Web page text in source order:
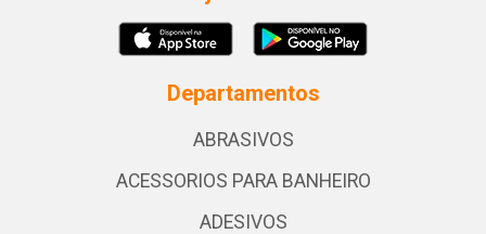
Departamentos
ABRASIVOS
ACESSORIOS PARA BANHEIRO
ADESIVOS